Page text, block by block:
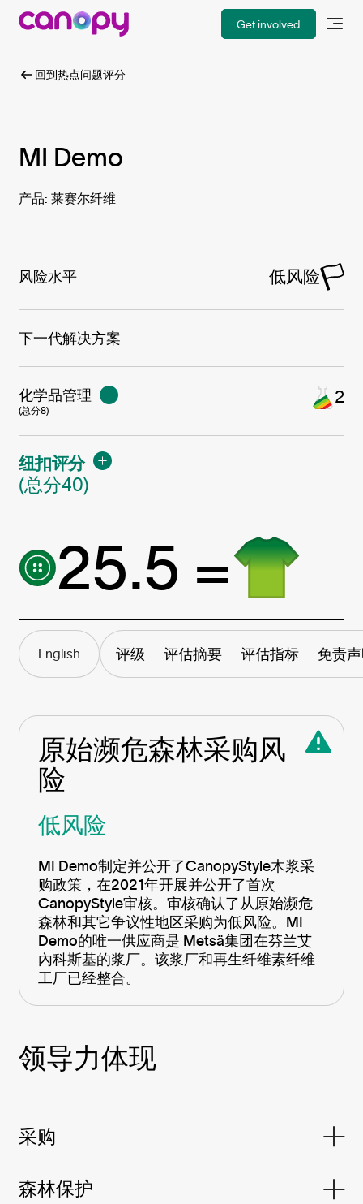
Get involved
回到热点问题评分
MI Demo
产品: 莱赛尔纤维
风险水平 低风险
下一代解决方案
化学品管理
(总分8)
2
纽扣评分
(总分40)
25.5 =
English 评级 评估摘要 评估指标 免责
原始濒危森林采购风
险
低风险
MI Demo制定并公开了CanopyStyle木浆采
购政策，在2021年开展并公开了首次
CanopyStyle审核。审核确认了从原始濒危
森林和其它争议性地区采购为低风险。MI
Demo的唯一供应商是 Metsä集团在芬兰艾
內科斯基的浆厂。该浆厂和再生纤维素纤维
工厂已经整合。
领导力体现
采购
森林保护